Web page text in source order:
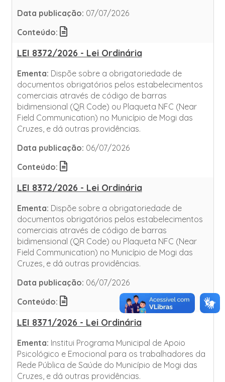
Data publicação: 07/07/2026
Conteúdo:
LEI 8372/2026 - Lei Ordinária
Ementa: Dispõe sobre a obrigatoriedade de
documentos obrigatórios pelos estabelecimentos
comerciais através de código de barras
bidimensional (QR Code) ou Plaqueta NFC (Near
Field Communication) no Município de Mogi das
Cruzes, e dá outras providências.
Data publicação: 06/07/2026
Conteúdo:
LEI 8372/2026 - Lei Ordinária
Ementa: Dispõe sobre a obrigatoriedade de
documentos obrigatórios pelos estabelecimentos
comerciais através de código de barras
bidimensional (QR Code) ou Plaqueta NFC (Near
Field Communication) no Município de Mogi das
Cruzes, e dá outras providências.
Data publicação: 06/07/2026
Conteúdo:
LEI 8371/2026 - Lei Ordinária
Ementa: Institui Programa Municipal de Apoio
Psicológico e Emocional para os trabalhadores da
Rede Pública de Saúde do Município de Mogi das
Cruzes, e dá outras providências.